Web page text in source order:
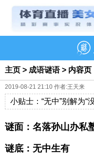
主页 > 成语谜语> 内容页
2019-08-21 21:10 作者:王天来
小贴士：“无中”别解为“
谜面：名落孙山办私
谜底：无中生有